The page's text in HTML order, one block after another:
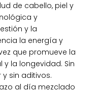
de cabello, piel y
y
y la
la energía y
que promueve la
la longevidad. Sin
y sin aditivos.
al día mezclado